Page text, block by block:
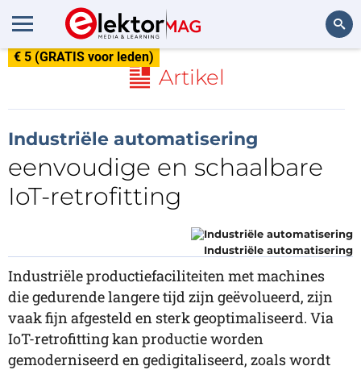
€ 5 (GRATIS voor leden)
Artikel
Industriële automatisering
eenvoudige en schaalbare
IoT-retrofitting
Industriële automatisering
Industriële productiefaciliteiten met machines
die gedurende langere tijd zijn geëvolueerd, zijn
vaak fijn afgesteld en sterk geoptimaliseerd. Via
IoT-retrofitting kan productie worden
gemoderniseerd en gedigitaliseerd, zoals wordt